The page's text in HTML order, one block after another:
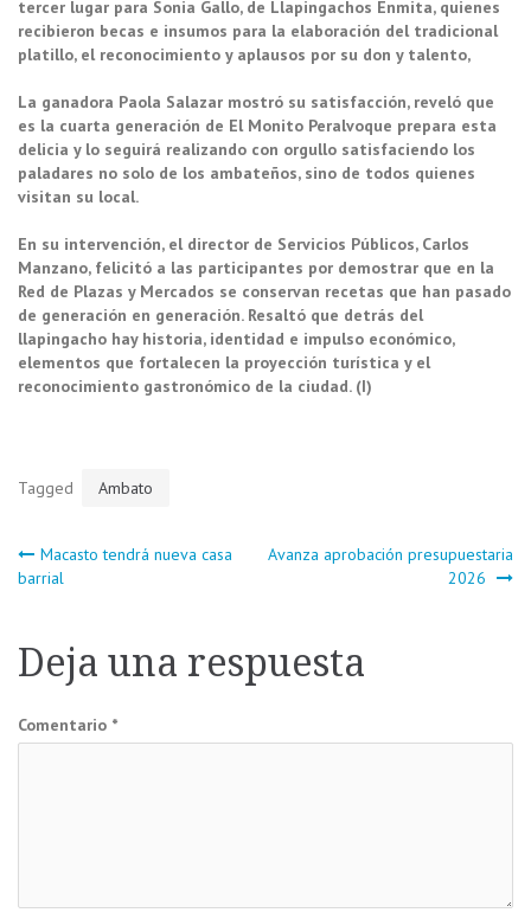
tercer lugar para Sonia Gallo, de Llapingachos Enmita, quienes
recibieron becas e insumos para la elaboración del tradicional
platillo, el reconocimiento y aplausos por su don y talento,
La ganadora Paola Salazar mostró su satisfacción, reveló que
es la cuarta generación de El Monito Peralvoque prepara esta
delicia y lo seguirá realizando con orgullo satisfaciendo los
paladares no solo de los ambateños, sino de todos quienes
visitan su local.
En su intervención, el director de Servicios Públicos, Carlos
Manzano, felicitó a las participantes por demostrar que en la
Red de Plazas y Mercados se conservan recetas que han pasado
de generación en generación. Resaltó que detrás del
llapingacho hay historia, identidad e impulso económico,
elementos que fortalecen la proyección turística y el
reconocimiento gastronómico de la ciudad. (I)
Tagged Ambato
Navegación
entradas
Macasto tendrá nueva casa
barrial
Avanza aprobación presupuestaria
2026
Deja una respuesta
Comentario *